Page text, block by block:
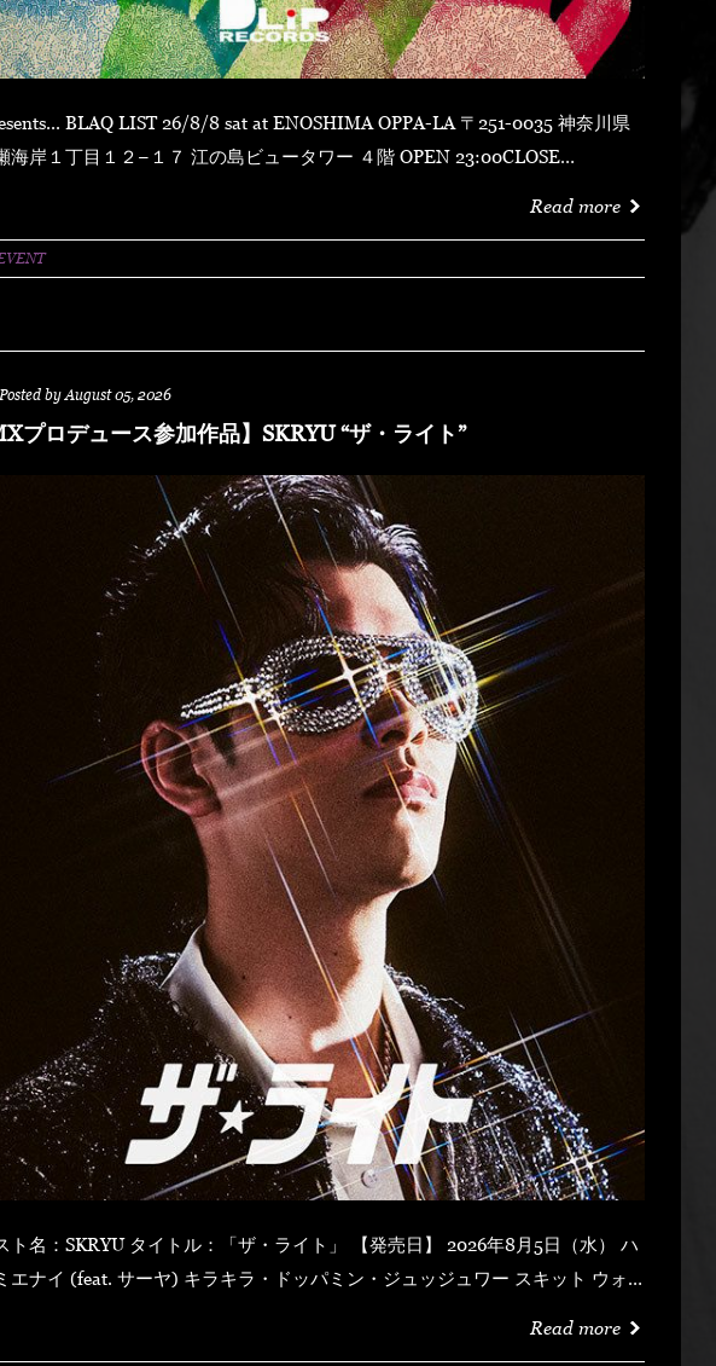
OPPA-LA 〒251-0035 神奈川県
１丁目１２−１７ 江の島ビュータワー ４階 OPEN 23:00CLOSE
& MAGOODZ
Read more
Posted by August 05, 2026
プロデュース参加作品】SKRYU “ザ・ライト”
「ザ・ライト」 【発売日】 2026年8月5日（水） ハ
ヤ) キラキラ・ドッパミン・ジュッジュワー スキット ウォ
Read more